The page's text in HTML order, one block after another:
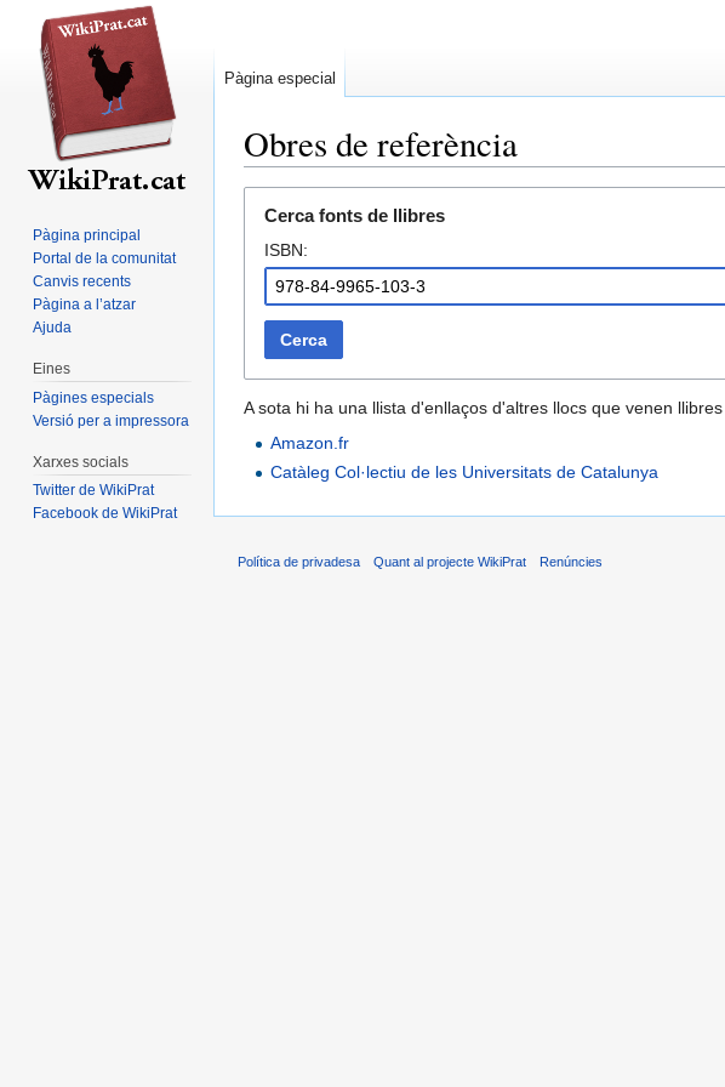
Obres de referència
navigation
search
Cerca fonts de llibres
ISBN:
Cerca
A sota hi ha una llista d'enllaços d'altres llocs que venen
Amazon.fr
Catàleg Col·lectiu de les Universitats de Catalunya
Pàgina especial
Pàgina principal
Portal de la comunitat
Canvis recents
Pàgina a l’atzar
Ajuda
Eines
Pàgines especials
Versió per a impressora
Xarxes socials
Twitter de WikiPrat
Facebook de WikiPrat
Política de privadesa Quant al projecte WikiPrat Renúncies